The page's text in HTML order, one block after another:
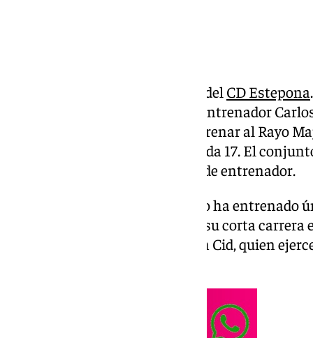
Hay nuevo dueño del banquillo del CD Estepona
anunciado la contratación del entrenador
El madrileño llega libre tras entrenar al Rayo
donde fue destituido en la jornada 17. El
la categoría a pesar del cambio de entrenador.
El nuevo entrenador esteponero ha entrenado
categoría de bronce, centrando su corta carrera
incorpora al staff técnico Rubén Cid, quien